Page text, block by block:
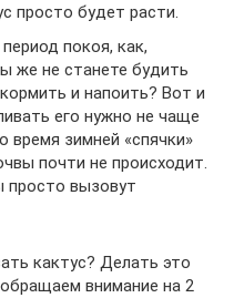
просто будет расти.
покоя, как,
же не станете будить
и напоить? Вот и
его нужно не чаще
время зимней «спячки»
почти не происходит.
просто вызовут
кактус? Делать это
внимание на 2